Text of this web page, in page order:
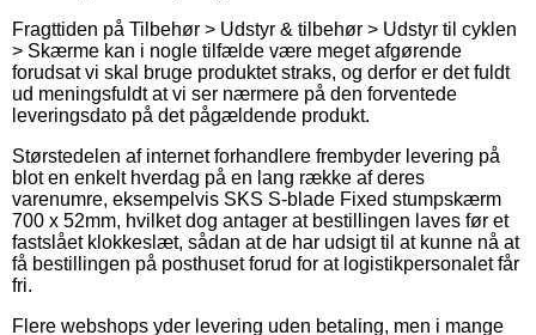
Fragttiden på Tilbehør > Udstyr & tilbehør > Udstyr til cyklen
> Skærme kan i nogle tilfælde være meget afgørende
forudsat vi skal bruge produktet straks, og derfor er det fuldt
ud meningsfuldt at vi ser nærmere på den forventede
leveringsdato på det pågældende produkt.
Størstedelen af internet forhandlere frembyder levering på
blot en enkelt hverdag på en lang række af deres
varenumre, eksempelvis SKS S-blade Fixed stumpskærm
700 x 52mm, hvilket dog antager at bestillingen laves før et
fastslået klokkeslæt, sådan at de har udsigt til at kunne nå at
få bestillingen på posthuset forud for at logistikpersonalet får
fri.
Flere webshops yder levering uden betaling, men i mange